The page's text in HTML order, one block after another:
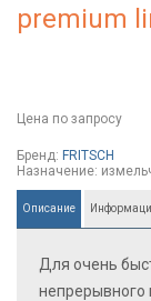
premium
Цена по запросу
Бренд: FRITSCH
Назначение:
Описание
Для очень
непрерывного